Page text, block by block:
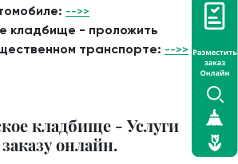
-->>
кладбище - проложить
транспорте: -->>
кладбище - Услуги
онлайн.